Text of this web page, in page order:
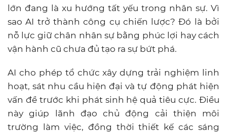
lớn đang là xu hướng tất yếu trong nhân sự. Vì
sao AI trở thành công cụ chiến lược? Đó là bởi
nỗ lực giữ chân nhân sự bằng phúc lợi hay cách
vận hành cũ chưa đủ tạo ra sự bứt phá.
AI cho phép tổ chức xây dựng trải nghiệm linh
hoạt, sát nhu cầu hiện đại và tự động phát hiện
vấn đề trước khi phát sinh hệ quả tiêu cực. Điều
này giúp lãnh đạo chủ động cải thiện môi
trường làm việc, đồng thời thiết kế các sáng